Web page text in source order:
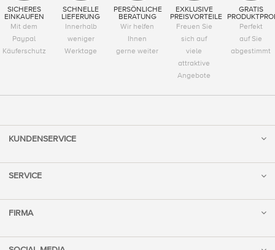
SICHERES
EINKAUFEN
Mit dem
Paypal
Käuferschutz
SCHNELLE
LIEFERUNG
Innerhalb
weniger
Werktage
PERSÖNLICHE
BERATUNG
Wir helfen
Ihnen
gerne weiter
EXKLUSIVE
PREISVORTEILE
Freuen Sie
sich auf
viele
attraktive
Angebote
GRATIS
Perfekt
auf Sie
abgestimmt
KUNDENSERVICE
SERVICE
FIRMA